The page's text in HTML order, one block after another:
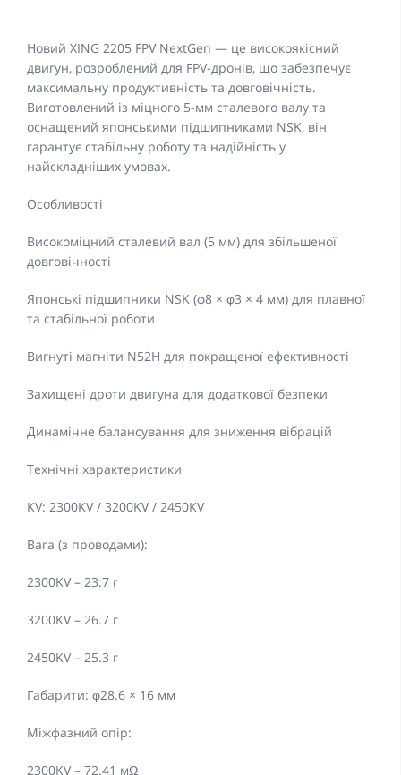
Новий XING 2205 FPV NextGen — це високоякісний
двигун, розроблений для FPV-дронів, що забезпечує
максимальну продуктивність та довговічність.
Виготовлений із міцного 5-мм сталевого валу та
оснащений японськими підшипниками NSK, він
гарантує стабільну роботу та надійність у
найскладніших умовах.
Особливості
Високоміцний сталевий вал (5 мм) для збільшеної
довговічності
Японські підшипники NSK (φ8 × φ3 × 4 мм) для плавної
та стабільної роботи
Вигнуті магніти N52H для покращеної ефективності
Захищені дроти двигуна для додаткової безпеки
Динамічне балансування для зниження вібрацій
Технічні характеристики
KV: 2300KV / 3200KV / 2450KV
Вага (з проводами):
2300KV – 23.7 г
3200KV – 26.7 г
2450KV – 25.3 г
Габарити: φ28.6 × 16 мм
Міжфазний опір:
2300KV – 72.41 мΩ